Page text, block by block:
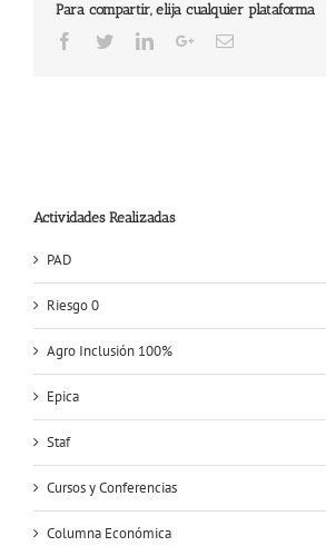
Para compartir, elija cualquier plataforma
Facebook
TwitterLinkedInGoogle+Email
Actividades Realizadas
PAD
Riesgo 0
Agro Inclusión 100%
Epica
Staf
Cursos y Conferencias
Columna Económica